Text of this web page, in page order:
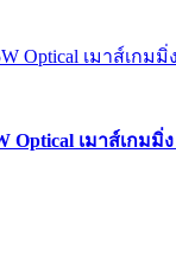
Optical เมาส์เกมมิ่